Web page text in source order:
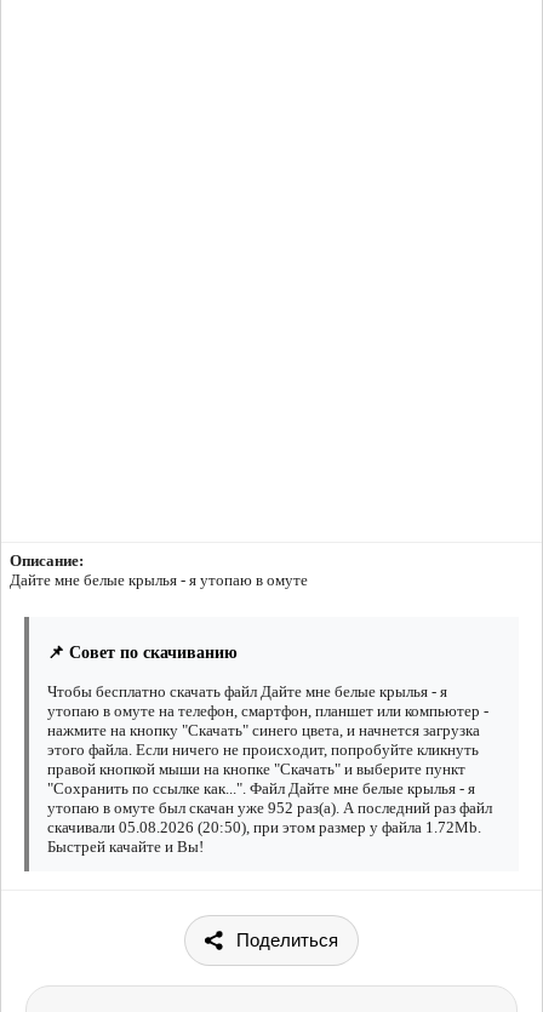
Описание:
Дайте мне белые крылья - я утопаю в омуте
📌 Совет по скачиванию
Чтобы бесплатно скачать файл Дайте мне белые крылья - я
утопаю в омуте на телефон, смартфон, планшет или компьютер -
нажмите на кнопку "Скачать" синего цвета, и начнется загрузка
этого файла. Если ничего не происходит, попробуйте кликнуть
правой кнопкой мыши на кнопке "Скачать" и выберите пункт
"Сохранить по ссылке как...". Файл Дайте мне белые крылья - я
утопаю в омуте был скачан уже 952 раз(а). А последний раз файл
скачивали 05.08.2026 (20:50), при этом размер у файла 1.72Mb.
Быстрей качайте и Вы!
Поделиться